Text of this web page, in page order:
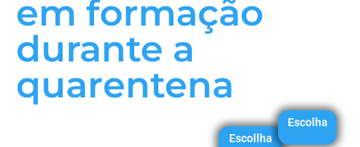
em formação
durante a
quarentena
Escollha
Escolha